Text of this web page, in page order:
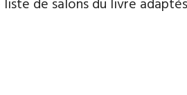
liste de salons du livre